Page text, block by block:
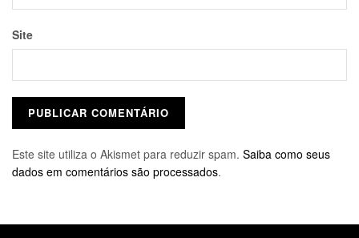
Site
Este site utiliza o Akismet para reduzir spam. Saiba como seus
dados em comentários são processados.